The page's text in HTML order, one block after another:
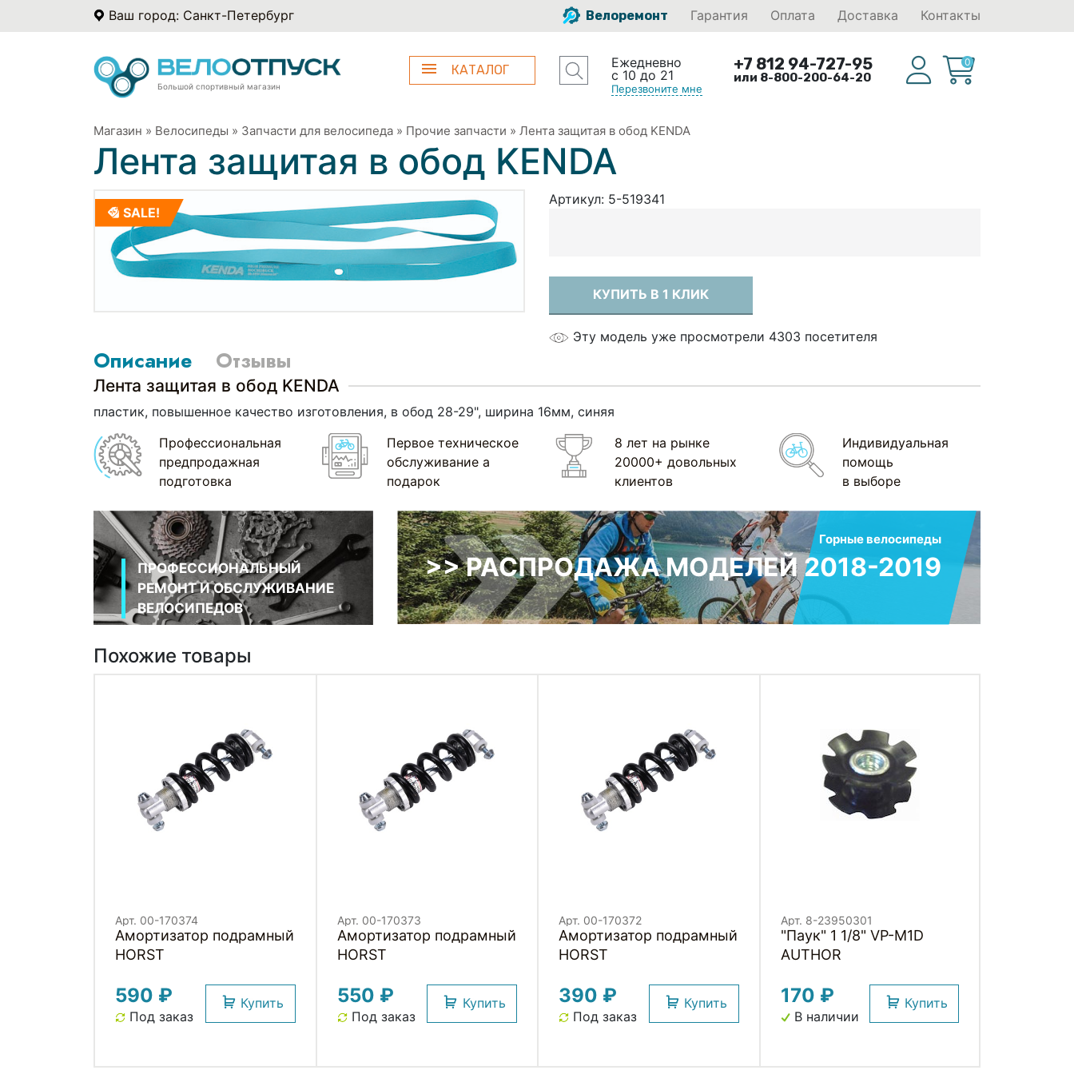
Ваш город: Санкт-Петербург Велоремонт Гарантия Оплата Доставка Контакты
Большой спортивный магазин
КАТАЛОГ
Ежедневно
с 10 до 21
Перезвоните мне
+7 812 94-727-95
или 8-800-200-64-20
0
Магазин » Велосипеды » Запчасти для велосипеда » Прочие запчасти » Лента защитая в обод KENDA
Лента защитая в обод KENDA
SALE!
Артикул: 5-519341
КУПИТЬ В 1 КЛИК
Эту модель уже просмотрели 4303 посетителя
Описание Отзывы
Лента защитая в обод KENDA
пластик, повышенное качество изготовления, в обод 28-29", ширина 16мм, синяя
Профессиональная
предпродажная
подготовка
Первое техническое
обслуживание а
подарок
8 лет на рынке
20000+ довольных
клиентов
Индивидуальная
помощь
в выборе
ПРОФЕССИОНАЛЬНЫЙ
РЕМОНТ И ОБСЛУЖИВАНИЕ
ВЕЛОСИПЕДОВ
Горные велосипеды
>> РАСПРОДАЖА МОДЕЛЕЙ 2018-2019
Похожие товары
Арт. 00-170374
Амортизатор подрамный
HORST
590 ₽
Под заказ
Купить
Арт. 00-170373
Амортизатор подрамный
HORST
550 ₽
Под заказ
Купить
Арт. 00-170372
Амортизатор подрамный
HORST
390 ₽
Под заказ
Купить
Арт. 8-23950301
"Паук" 1 1/8" VP-M1D
AUTHOR
170 ₽
В наличии
Купить